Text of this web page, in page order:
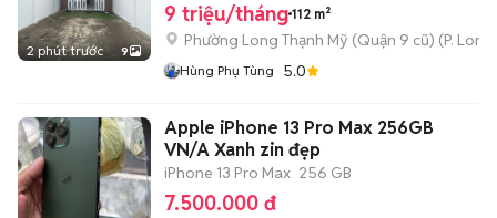
2 phút trước 9
9 triệu/tháng 112 m²
Phường Long Thạnh Mỹ (Quận 9 cũ) (P.
Hùng Phụ Tùng 5.0
Apple iPhone 13 Pro Max 256GB
VN/A Xanh zin đẹp
iPhone 13 Pro Max 256 GB
7.500.000 đ